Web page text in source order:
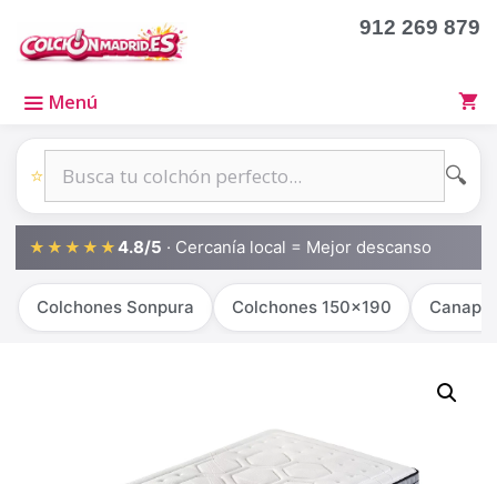
912 269 879
Menú
⭐ 🔍
★★★★★4.8/5 · Cercanía local = Mejor descanso
Colchones Sonpura Colchones 150x190